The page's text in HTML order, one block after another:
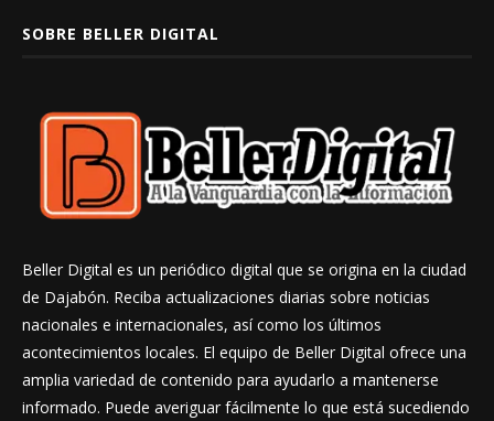
SOBRE BELLER DIGITAL
Beller Digital es un periódico digital que se origina en la ciudad
de Dajabón. Reciba actualizaciones diarias sobre noticias
nacionales e internacionales, así como los últimos
acontecimientos locales. El equipo de Beller Digital ofrece una
amplia variedad de contenido para ayudarlo a mantenerse
informado. Puede averiguar fácilmente lo que está sucediendo